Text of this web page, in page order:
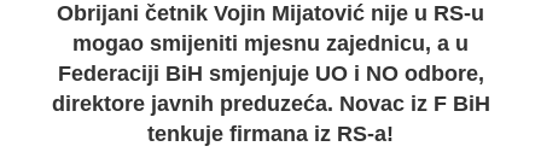
Obrijani četnik Vojin Mijatović nije u RS-u
mogao smijeniti mjesnu zajednicu, a u
Federaciji BiH smjenjuje UO i NO odbore,
direktore javnih preduzeća. Novac iz F BiH
tenkuje firmana iz RS-a!